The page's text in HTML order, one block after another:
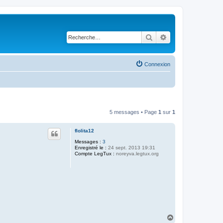
Rechercher
Connexion
5 messages • Page 1 sur 1
flolita12
Messages : 3
Enregistré le : 24 sept. 2013 19:31
Compte LegTux : noreyva.legtux.org